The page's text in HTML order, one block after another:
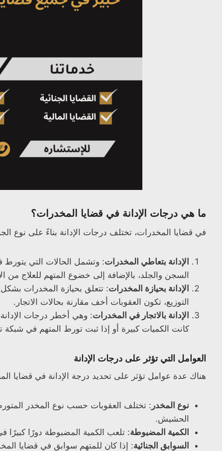
ما هي درجات الإدانة في قضايا المخدرات؟
في قضايا المخدرات، تختلف درجات الإدانة بناءً على نوع
الإدانة بتعاطي المخدرات: وتشمل الحالات التي
السجن والجلد، بالإضافة إلى خضوع المتهم للعلاج من
الإدانة بحيازة المخدرات: تتعلق بحيازة المخدرات
التوزيع، تكون العقوبات أخف مقارنة بحالات الاتجار.
الإدانة بالاتجار في المخدرات: وهي أخطر درجات
كانت الكميات كبيرة أو إذا ثبت تورط المتهم في
العوامل التي تؤثر على درجات الإدانة
هناك عدة عوامل تؤثر على تحديد درجة الإدانة في قضايا
نوع المخدر : تختلف العقوبات حسب نوع المخدر
الحشيش.
الكمية المضبوطة: تلعب الكمية المضبوطة دورًا كبيرًا
السوابق الجنائية: إذا كان للمتهم سوابق في قضايا